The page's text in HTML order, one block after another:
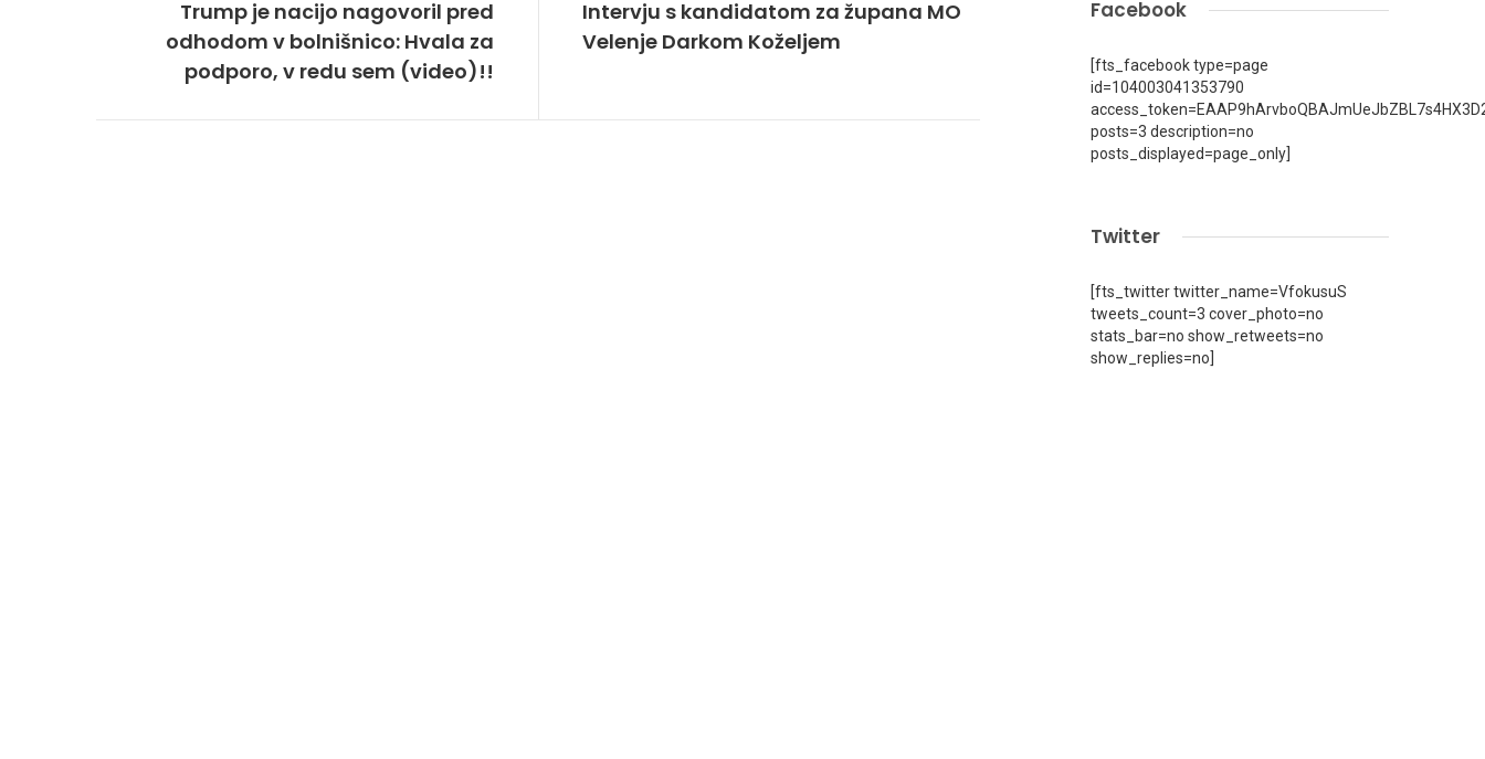
Trump je nacijo nagovoril pred
odhodom v bolnišnico: Hvala za
podporo, v redu sem (video)!!
Intervju s kandidatom za župana MO
Velenje Darkom Koželjem
Facebook
[fts_facebook type=page
id=104003041353790
posts=3 description=no
posts_displayed=page_only]
Twitter
[fts_twitter twitter_name=VfokusuS
tweets_count=3 cover_photo=no
stats_bar=no show_retweets=no
show_replies=no]